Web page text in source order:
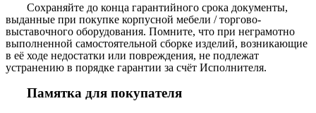
Сохраняйте до конца гарантийного срока документы,
выданные при покупке корпусной мебели / торгово-
выставочного оборудования. Помните, что при неграмотно
выполненной самостоятельной сборке изделий, возникающие
в её ходе недостатки или повреждения, не подлежат
устранению в порядке гарантии за счёт Исполнителя.
Памятка для покупателя